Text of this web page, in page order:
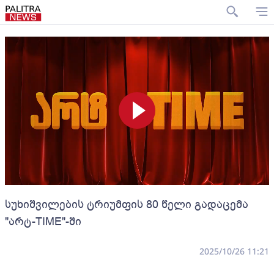
სუხიშვილების ტრიუმფის 80 წელი გადაცემა
"არტ-TIME"-ში
2025/10/26 11:21